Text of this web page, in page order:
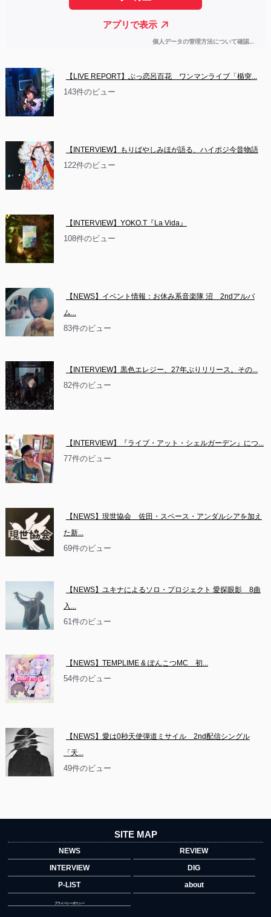
【LIVE REPORT】ぶっ恋呂百花　ワンマンライブ「楯突...
143件のビュー
【INTERVIEW】もりばやしみほが語る、ハイポジ今昔物語
122件のビュー
【INTERVIEW】YOKO.T『La Vida』
108件のビュー
【NEWS】イベント情報：お休み系音楽隊 沼　2ndアルバ
ム...
83件のビュー
【INTERVIEW】黒色エレジー、27年ぶりリリース。その...
82件のビュー
【INTERVIEW】『ライブ・アット・シェルガーデン』につ...
77件のビュー
【NEWS】現世協会　佐田・スペース・アンダルシアを加え
た新...
69件のビュー
【NEWS】ユキナによるソロ・プロジェクト 愛探眼影　8曲
入...
61件のビュー
【NEWS】TEMPLIME & ぽんこつMC　初...
54件のビュー
【NEWS】愛は0秒天使弾道ミサイル　2nd配信シングル
「天...
49件のビュー
SITE MAP
NEWS
REVIEW
INTERVIEW
DIG
P-LIST
about
プライバシーポリシー